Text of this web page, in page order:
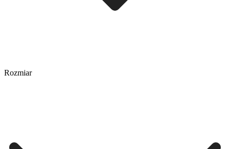
Rozmiar